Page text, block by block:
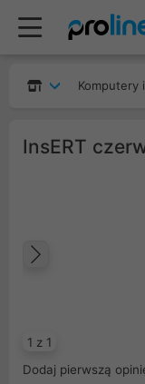
Komputery
InsERT
1 z 1
Dodaj pierwszą